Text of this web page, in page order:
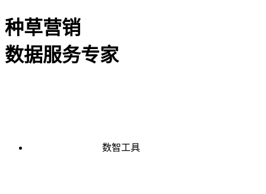
种草营销
数据服务专家
数智工具